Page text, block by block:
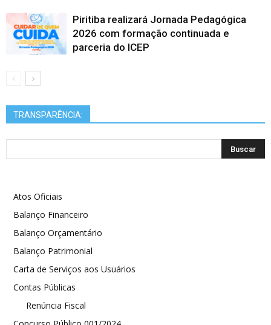
Piritiba realizará Jornada Pedagógica
2026 com formação continuada e
parceria do ICEP
TRANSPARÊNCIA:
Atos Oficiais
Balanço Financeiro
Balanço Orçamentário
Balanço Patrimonial
Carta de Serviços aos Usuários
Contas Públicas
Renúncia Fiscal